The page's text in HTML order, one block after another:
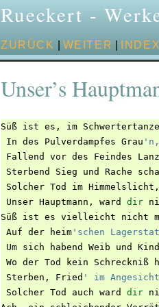
Rueckert -
ZURÜCK WEITER INDEX
Unser’s
Süß ist es , im Schwertertanze
In des Pulverdampfes Grau 'n,
Fallend
vor des Feindes
Sterbend
Sieg und Rache
Solcher Tod im Himmelslicht ,
Unser Hauptmann , ward dir
Süß ist es vielleicht nicht
Auf der heim 'schen
Um sich habend Weib und
Wo der Tod kein Schreckniß
Sterben , Fried ' im
Solcher Tod auch ward dir